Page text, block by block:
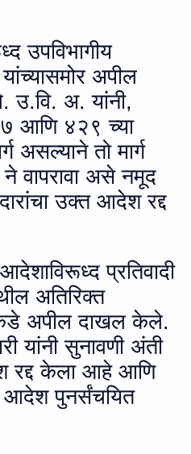
उपविभागीय
अपील
अ. यांनी,
आणि ४२९ च्या
असल्याने तो मार्ग
वापरावा असे नमूद
उक्‍त आदेश रद्द
प्रतिवादी
अतिरिक्त
अपील दाखल केले.
यांनी सुनावणी अंती
रद्द केला आहे आणि
आदेश पुनर्संचयित